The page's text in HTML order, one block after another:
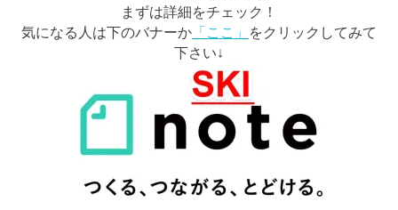
まずは詳細をチェック！
気になる人は下のバナーか 「ここ」
をクリックしてみて
下さい↓